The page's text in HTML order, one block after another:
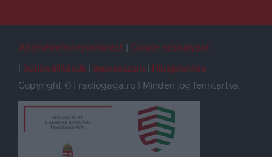
Adatvédelmi nyilatkozat
Cookie szabályzat
Sütibeállítások
Impresszum
Hibajelentés
Copyright © | radiogaga.ro | Minden jog fenntartva.